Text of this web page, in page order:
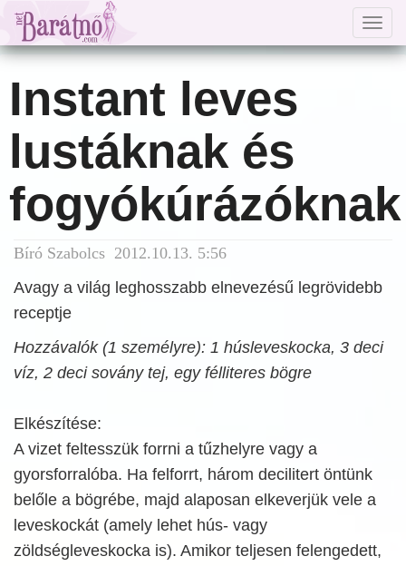
Instant leves
lustáknak és
fogyókúrázóknak
Bíró Szabolcs 2012.10.13. 5:56
Avagy a világ leghosszabb elnevezésű legrövidebb
receptje
Hozzávalók (1 személyre): 1 húsleveskocka, 3 deci
víz, 2 deci sovány tej, egy félliteres bögre
Elkészítése:
A vizet feltesszük forrni a tűzhelyre vagy a
gyorsforralóba. Ha felforrt, három decilitert öntünk
belőle a bögrébe, majd alaposan elkeverjük vele a
leveskockát (amely lehet hús- vagy
zöldségleveskocka is). Amikor teljesen felengedett,